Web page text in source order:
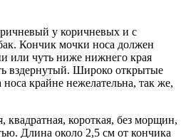
у коричневых и с
Кончик мочки носа должен
или чуть ниже нижнего края
вздернутый. Широко открытые
крайне нежелательна, так же,
короткая, без морщин,
Длина около 2,5 см от кончика